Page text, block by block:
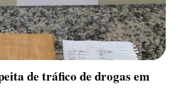
de tráfico de drogas em